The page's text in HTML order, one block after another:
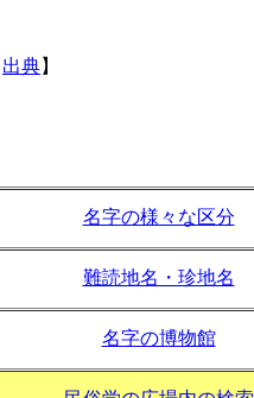
出典】
名字の様々な区分
難読地名・珍地名
名字の博物館